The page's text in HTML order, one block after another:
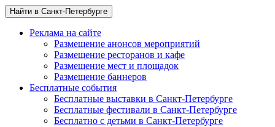
Найти в Санкт-Петербурге
Реклама на сайте
Размещение анонсов мероприятий
Размещение ресторанов и кафе
Размещение мест и площадок
Размещение баннеров
Бесплатные события
Бесплатные выставки в Санкт-Петербурге
Бесплатные фестивали в Санкт-Петербурге
Бесплатно с детьми в Санкт-Петербурге